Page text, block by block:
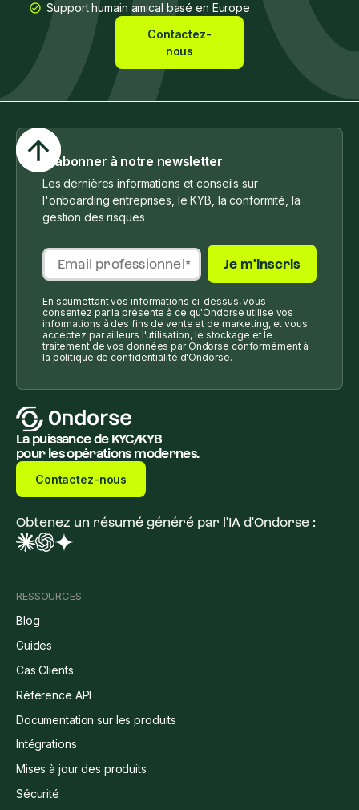
Support humain amical basé en Europe
Contactez-
nous
S'abonner à notre newsletter
Les dernières informations et conseils sur
l'onboarding entreprises, le KYB, la conformité, la
gestion des risques
En soumettant vos informations ci-dessus, vous
consentez par la présente à ce qu'Ondorse utilise vos
informations à des fins de vente et de marketing, et vous
acceptez par ailleurs l'utilisation, le stockage et le
traitement de vos données par Ondorse conformément à
la politique de confidentialité d'Ondorse.
La puissance de KYC/KYB
pour les opérations modernes.
Contactez-nous
Obtenez un résumé généré par l'IA d'Ondorse :
RESSOURCES
Blog
Guides
Cas Clients
Référence API
Documentation sur les produits
Intégrations
Mises à jour des produits
Sécurité